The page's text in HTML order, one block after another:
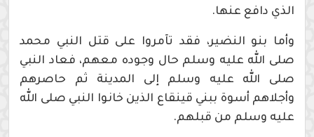
الذي دافع عنها.
وأما بنو النضير، فقد تآمروا على قتل النبي محمد
صلى الله عليه وسلم حال وجوده معهم، فعاد النبي
صلى الله عليه وسلم إلى المدينة ثم حاصرهم
وأجلاهم أسوة ببني قينقاع الذين خانوا النبي صلى الله
عليه وسلم من قبلهم.